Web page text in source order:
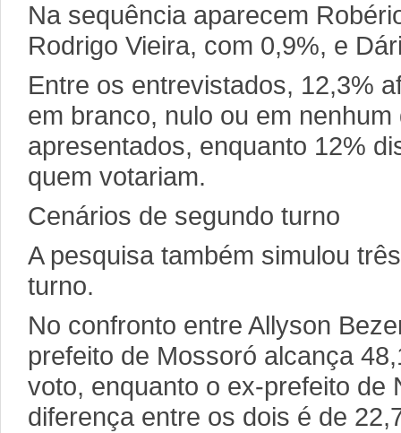
Na sequência aparecem
Rodrigo Vieira, com 0,9%, e
Entre os entrevistados, 12,3%
em branco, nulo ou em
apresentados, enquanto 12%
quem votariam.
Cenários de segundo turno
A pesquisa também simulou
turno.
No confronto entre Allyson
prefeito de Mossoró alcança
voto, enquanto o ex-prefeito de
diferença entre os dois é de